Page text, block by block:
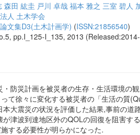
森田 紘圭 戸川 卓哉 福本 雅之 三室 碧人
人 土木学会
文集D3(土木計画学) (ISSN:21856540)
pp.I_125-I_135, 2013
防災計画を被災者の生存・生活環境の
て徐々に変化する被災者の「生活の質
大震災の状況を評価した結果,事前の
津波到達地区外のQOLの回復を阻害
する必要性が明らかになった.